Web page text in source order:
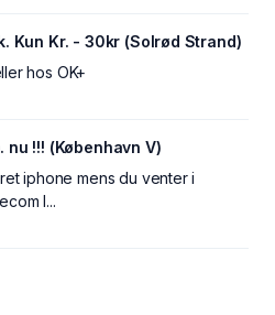
Kun Kr. - 30kr (Solrød Strand)
hos OK+
nu !!! (København V)
iphone mens du venter i
I...